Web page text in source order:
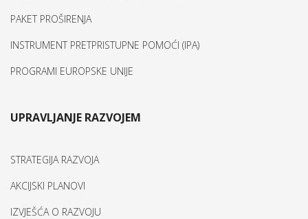
PAKET PROŠIRENJA
INSTRUMENT PRETPRISTUPNE POMOĆI (IPA)
PROGRAMI EUROPSKE UNIJE
UPRAVLJANJE RAZVOJEM
STRATEGIJA RAZVOJA
AKCIJSKI PLANOVI
IZVJEŠĆA O RAZVOJU